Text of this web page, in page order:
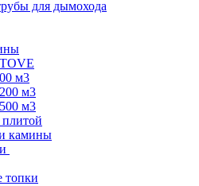
для дымохода
м3
м3
м3
камины
топки